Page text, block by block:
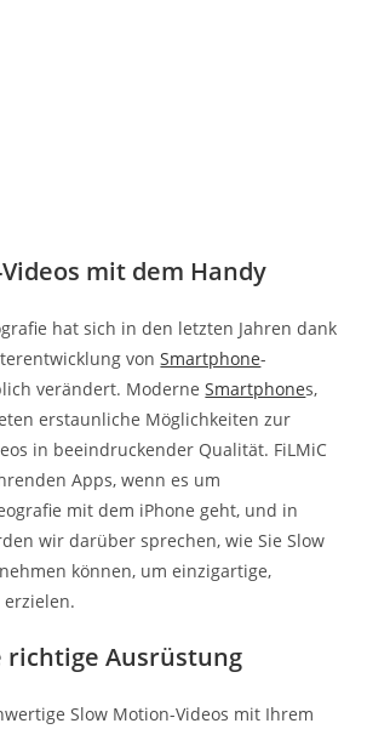
mit dem Handy
hat sich in den letzten Jahren dank
vonSmartphone-
verändert. ModerneSmartphones,
erstaunliche Möglichkeiten zur
in beeindruckender Qualität. FiLMiC
Apps, wenn es um
mit dem iPhone geht, und in
wir darüber sprechen, wie Sie Slow
können, um einzigartige,
erzielen.
richtige Ausrüstung
Slow Motion-Videos mit Ihrem